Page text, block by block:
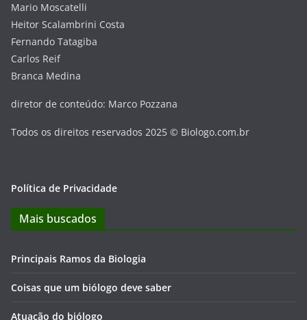
Mario Moscatelli
Heitor Scalambrini Costa
Fernando Tatagiba
Carlos Reif
Branca Medina
diretor de conteúdo: Marco Pozzana
Todos os direitos reservados 2025 © Biologo.com.br
Política de Privacidade
Mais buscados
Principais Ramos da Biologia
Coisas que um biólogo deve saber
Atuação do biólogo